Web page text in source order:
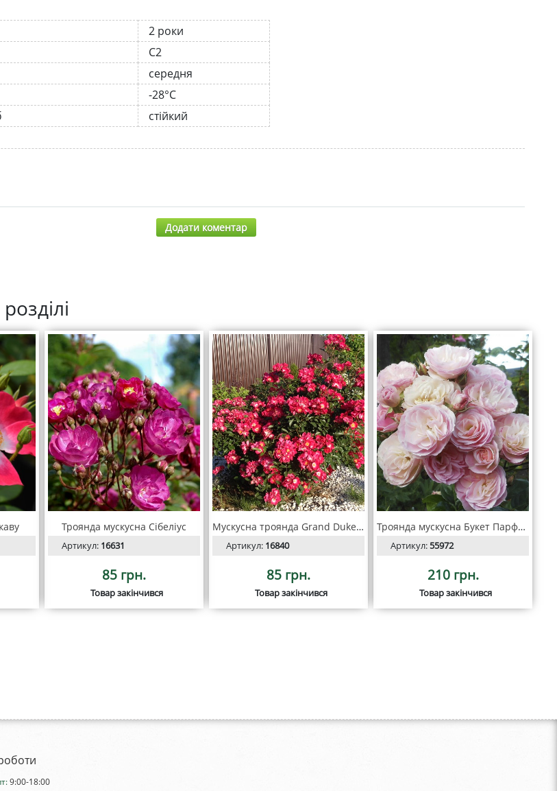
2 роки
С2
середня
-28°C
стійкий
Додати коментар
Троянда мускусна Сібеліус
Артикул: 16631
85 грн.
Товар закінчився
Мускусна троянда Grand Duke Jean
Артикул: 16840
85 грн.
Товар закінчився
Троянда мускусна Букет Парфе (Bouquet Parfait) С2
Артикул:55972
210 грн.
Товар закінчився
9:00-18:00